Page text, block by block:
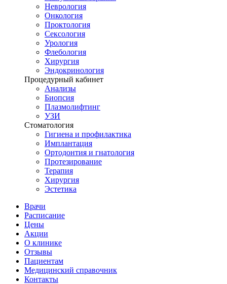
Неврология
Онкология
Проктология
Сексология
Урология
Флебология
Хирургия
Эндокринология
Процедурный кабинет
Анализы
Биопсия
Плазмолифтинг
УЗИ
Стоматология
Гигиена и профилактика
Имплантация
Ортодонтия и гнатология
Протезирование
Терапия
Хирургия
Эстетика
Врачи
Расписание
Цены
Акции
О клинике
Отзывы
Пациентам
Медицинский справочник
Контакты